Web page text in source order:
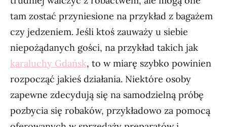
tam zostać przyniesione na przykład z bagażem
czy jedzeniem. Jeśli ktoś zauważy u siebie
niepożądanych gości, na przykład takich jak
karaluchy Gdańsk, to w miarę szybko powinien
rozpocząć jakieś działania. Niektóre osoby
zapewne zdecydują się na samodzielną próbę
pozbycia się robaków, przykładowo za pomocą